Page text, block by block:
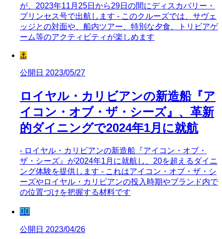
が、2023年11月25日から29日の間にディスカバリー・
プリンセス号で出航します - このクルーズでは、サヴェ
ッジとの対面や、船内ツアー、特別な夕食、トリビアゲ
ーム等のアクティビティが楽しめます
⚓
公開日 2023/05/27
ロイヤル・カリビアンの新造船『ア
イコン・オブ・ザ・シーズ』、革新
的ダイニングで2024年1月に就航
- ロイヤル・カリビアンの新造船『アイコン・オブ・
ザ・シーズ』が2024年1月に就航し、20を超えるダイニ
ング体験を提供します - これはアイコン・オブ・ザ・シ
ーズやロイヤル・カリビアンの投入時期やブランド内で
の位置づけを把握する材料です
🧜‍♀️
公開日 2023/04/26